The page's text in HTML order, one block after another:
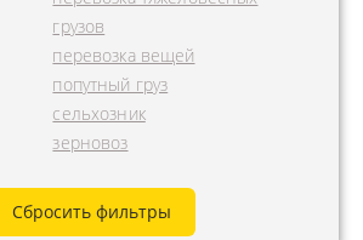
грузов
перевозка вещей
попутный груз
сельхозник
зерновоз
Сбросить фильтры